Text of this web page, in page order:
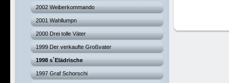
2002 Weiberkommando
2001 Wahllumpn
2000 Drei tolle Väter
1999 Der verkaufte Großvater
1998 s´Elädrische
1997 Graf Schorschi